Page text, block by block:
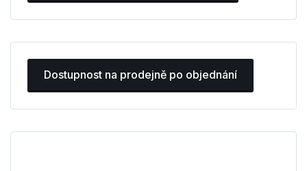
Dostupnost na prodejně po objednání